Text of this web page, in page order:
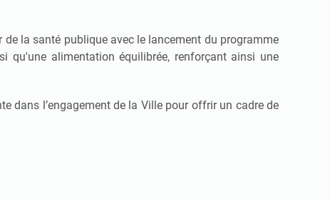
la santé publique avec le lancement du programme
qu'une alimentation équilibrée, renforçant ainsi une
dans l’engagement de la Ville pour offrir un cadre de